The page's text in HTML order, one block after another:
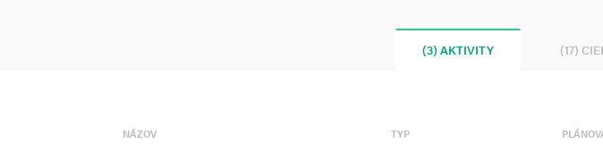
(3) AKTIVITY (17)
NÁZOV TYP